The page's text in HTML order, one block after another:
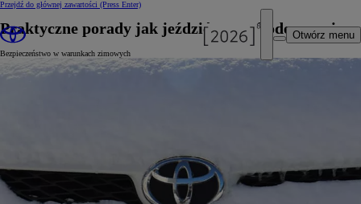
Przejdź do głównej zawartości (Press Enter)
Otwórz menu
Praktyczne porady jak jeździć samochodem w zimę
Bezpieczeństwo w warunkach zimowych